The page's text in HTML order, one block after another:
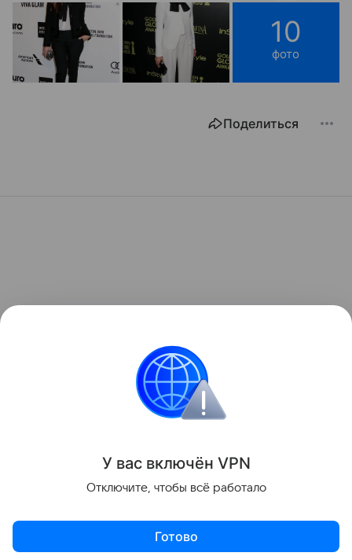
10
фото
Поделиться
У вас включён VPN
Отключите, чтобы всё работало
Готово